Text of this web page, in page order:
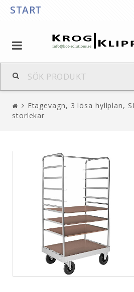
START
Etagevagn, 3 lösa hyllplan,
storlekar